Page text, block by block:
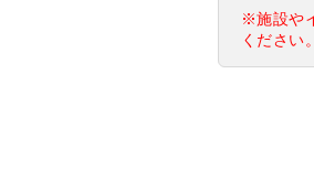
※施設や
ください。